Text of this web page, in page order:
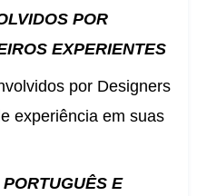
POR
EXPERIENTES
por Designers
experiência em suas
E